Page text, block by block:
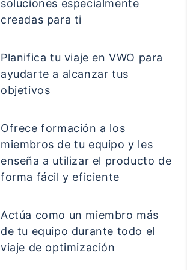
soluciones especialmente
creadas para ti
Planifica tu viaje en VWO para
ayudarte a alcanzar tus
objetivos
Ofrece formación a los
miembros de tu equipo y les
enseña a utilizar el producto de
forma fácil y eficiente
Actúa como un miembro más
de tu equipo durante todo el
viaje de optimización